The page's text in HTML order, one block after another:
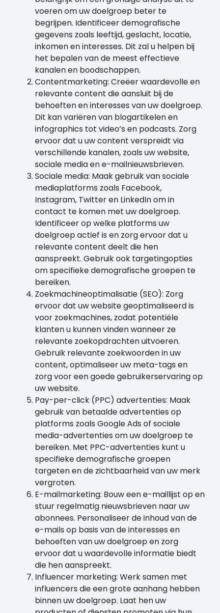
voeren om uw doelgroep beter te
begrijpen. Identificeer demografische
gegevens zoals leeftijd, geslacht, locatie,
inkomen en interesses. Dit zal u helpen bij
het bepalen van de meest effectieve
kanalen en boodschappen.
Contentmarketing: Creëer waardevolle en
relevante content die aansluit bij de
behoeften en interesses van uw doelgroep.
Dit kan variëren van blogartikelen en
infographics tot video’s en podcasts. Zorg
ervoor dat u uw content verspreidt via
verschillende kanalen, zoals uw website,
sociale media en e-mailnieuwsbrieven.
Sociale media: Maak gebruik van sociale
mediaplatforms zoals Facebook,
Instagram, Twitter en LinkedIn om in
contact te komen met uw doelgroep.
Identificeer op welke platforms uw
doelgroep actief is en zorg ervoor dat u
relevante content deelt die hen
aanspreekt. Gebruik ook targetingopties
om specifieke demografische groepen te
bereiken.
Zoekmachineoptimalisatie (SEO): Zorg
ervoor dat uw website geoptimaliseerd is
voor zoekmachines, zodat potentiële
klanten u kunnen vinden wanneer ze
relevante zoekopdrachten uitvoeren.
Gebruik relevante zoekwoorden in uw
content, optimaliseer uw meta-tags en
zorg voor een goede gebruikerservaring op
uw website.
Pay-per-click (PPC) advertenties: Maak
gebruik van betaalde advertenties op
platforms zoals Google Ads of sociale
media-advertenties om uw doelgroep te
bereiken. Met PPC-advertenties kunt u
specifieke demografische groepen
targeten en de zichtbaarheid van uw merk
vergroten.
E-mailmarketing: Bouw een e-maillijst op en
stuur regelmatig nieuwsbrieven naar uw
abonnees. Personaliseer de inhoud van de
e-mails op basis van de interesses en
behoeften van uw doelgroep en zorg
ervoor dat u waardevolle informatie biedt
die hen aanspreekt.
Influencer marketing: Werk samen met
influencers die een grote aanhang hebben
binnen uw doelgroep. Laat hen uw